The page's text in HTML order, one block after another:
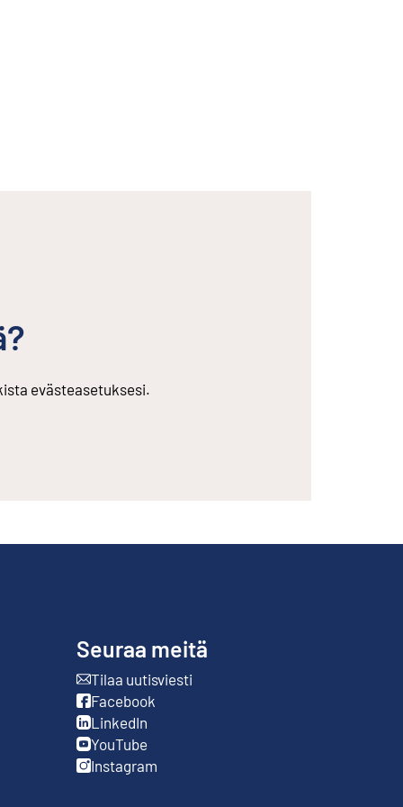
evästeasetuksesi.
Seuraa meitä
Tilaa uutisviesti
Ulkoinen linkki
Facebook
Ulkoinen linkki
LinkedIn
Ulkoinen linkki
YouTube
Ulkoinen linkki
Instagram
Ulkoinen linkki